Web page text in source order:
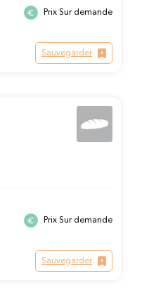
Prix Sur demande
Sauvegarder
Prix Sur demande
Sauvegarder